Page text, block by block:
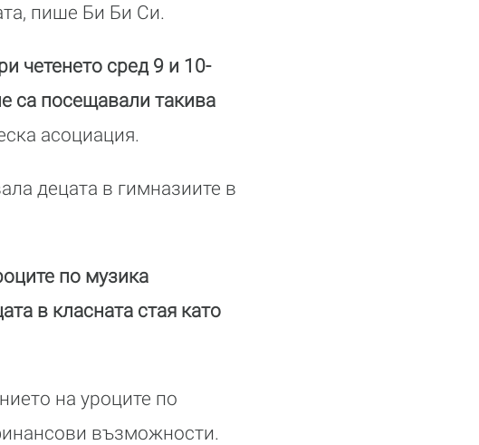
пише Би Би Си.
четенето сред 9 и 10-
са посещавали такива
асоциация.
децата в гимназиите в
по музика
в класната стая като
на уроците по
възможности.